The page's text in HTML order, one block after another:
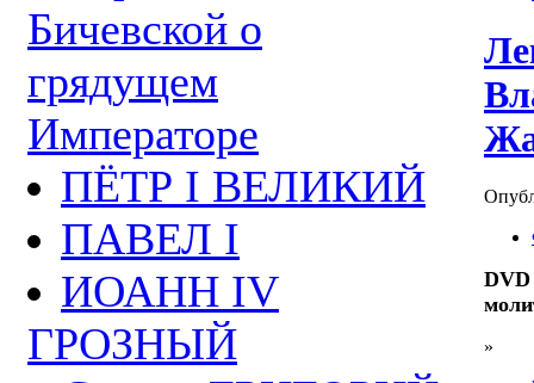
Бичевской о
грядущем
Императоре
ПЁТР I ВЕЛИКИЙ
ПАВЕЛ I
ИОАНН IV
ГРОЗНЫЙ
DVD
»